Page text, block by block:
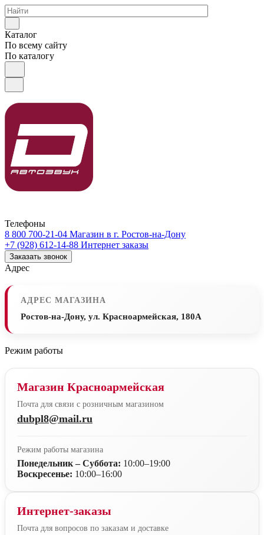
Каталог
По всему сайту
По каталогу
Телефоны
8 800 700-21-04 Магазин в г. Ростов-на-Дону
+7 (928) 612-14-88 Интернет заказы
Заказать звонок
Адрес
АДРЕС МАГАЗИНА
Ростов-на-Дону, ул. Красноармейская, 180А
Режим работы
Магазин Красноармейская
Почта для связи с розничным магазином
dubpl8@mail.ru
Режим работы магазина
Понедельник – Суббота: 10:00–19:00
Воскресенье: 10:00–16:00
Интернет-заказы
Почта для вопросов по заказам и доставке